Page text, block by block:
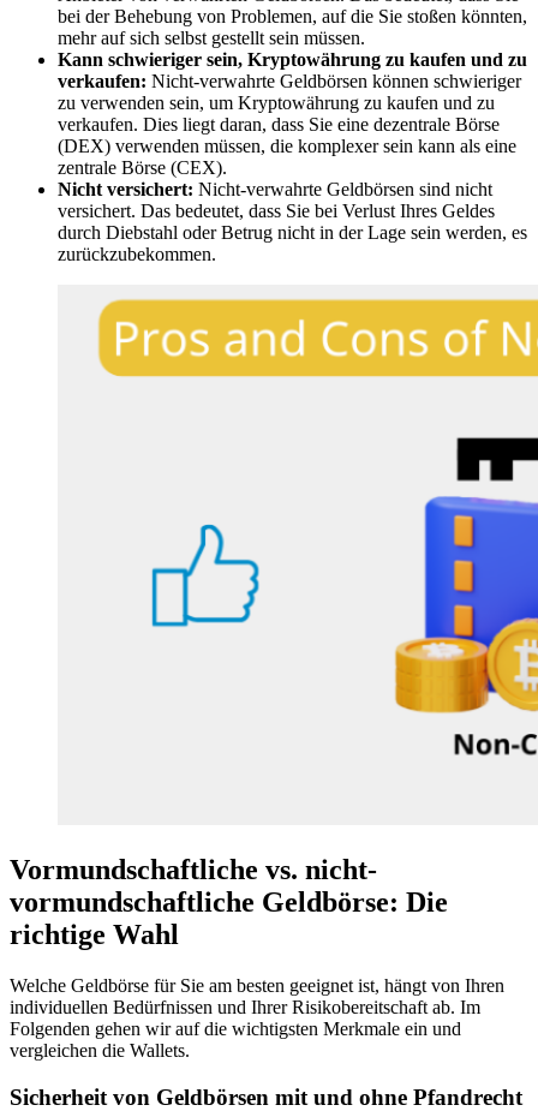
bei der Behebung von Problemen, auf die Sie stoßen könnten,
mehr auf sich selbst gestellt sein müssen.
Kann schwieriger sein, Kryptowährung zu kaufen und zu
verkaufen: Nicht-verwahrte Geldbörsen können schwieriger
zu verwenden sein, um Kryptowährung zu kaufen und zu
verkaufen. Dies liegt daran, dass Sie eine dezentrale Börse
(DEX) verwenden müssen, die komplexer sein kann als eine
zentrale Börse (CEX).
Nicht versichert: Nicht-verwahrte Geldbörsen sind nicht
versichert. Das bedeutet, dass Sie bei Verlust Ihres Geldes
durch Diebstahl oder Betrug nicht in der Lage sein werden, es
zurückzubekommen.
Vormundschaftliche vs. nicht-
vormundschaftliche Geldbörse: Die
richtige Wahl
Welche Geldbörse für Sie am besten geeignet ist, hängt von Ihren
individuellen Bedürfnissen und Ihrer Risikobereitschaft ab. Im
Folgenden gehen wir auf die wichtigsten Merkmale ein und
vergleichen die Wallets.
Sicherheit von Geldbörsen mit und ohne Pfandrecht